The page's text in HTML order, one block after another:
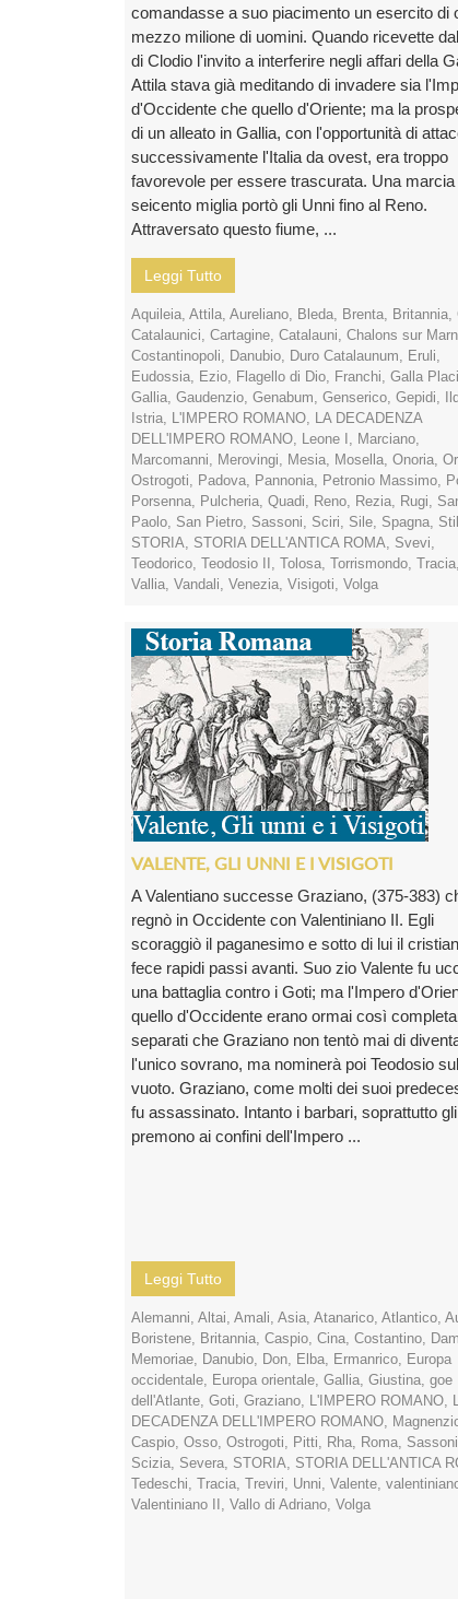
comandasse a suo piacimento un esercito di
mezzo milione di uomini. Quando ricevette
di Clodio l'invito a interferire negli affari della
Attila stava già meditando di invadere sia
d'Occidente che quello d'Oriente; ma la
di un alleato in Gallia, con l'opportunità di
successivamente l'Italia da ovest, era troppo
favorevole per essere trascurata. Una marcia
seicento miglia portò gli Unni fino al Reno.
Attraversato questo fiume, ...
Leggi Tutto
Aquileia, Attila, Aureliano, Bleda, Brenta, Britannia,
Catalaunici, Cartagine, Catalauni, Chalons sur
Costantinopoli, Danubio, Duro Catalaunum, Eruli,
Eudossia, Ezio, Flagello di Dio, Franchi, Galla
Gallia, Gaudenzio, Genabum, Genserico, Gepidi,
Istria, L'IMPERO ROMANO, LA DECADENZA
DELL'IMPERO ROMANO, Leone I , Marciano,
Marcomanni, Merovingi, Mesia, Mosella, Onoria,
Ostrogoti, Padova, Pannonia, Petronio Massimo,
Porsenna, Pulcheria, Quadi, Reno, Rezia, Rugi,
Paolo, San Pietro, Sassoni, Sciri, Sile, Spagna,
STORIA, STORIA DELL'ANTICA ROMA, Svevi,
Teodorico, Teodosio II , Tolosa, Torrismondo, Tracia,
Vallia, Vandali, Venezia, Visigoti, Volga
VALENTE, GLI UNNI E I VISIGOTI
A Valentiano successe Graziano, (375-383)
regnò in Occidente con Valentiniano II. Egli
scoraggiò il paganesimo e sotto di lui il
fece rapidi passi avanti. Suo zio Valente fu
una battaglia contro i Goti; ma l'Impero
quello d'Occidente erano ormai così
separati che Graziano non tentò mai di
l'unico sovrano, ma nominerà poi Teodosio
vuoto. Graziano, come molti dei suoi
fu assassinato. Intanto i barbari, soprattutto
premono ai confini dell'Impero ...
Leggi Tutto
Alemanni, Altai, Amali, Asia, Atanarico, Atlantico,
Boristene, Britannia, Caspio, Cina, Costantino,
Memoriae, Danubio, Don, Elba, Ermanrico, Europa
occidentale, Europa orientale, Gallia, Giustina, goe
dell'Atlante, Goti, Graziano, L'IMPERO ROMANO,
DECADENZA DELL'IMPERO ROMANO,
Caspio, Osso, Ostrogoti, Pitti, Rha, Roma, Sassoni
Scizia, Severa, STORIA, STORIA DELL'ANTICA
Tedeschi, Tracia, Treviri, Unni, Valente, valentiniano
Valentiniano II , Vallo di Adriano, Volga